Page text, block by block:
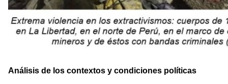
Análisis de los contextos y condiciones políticas